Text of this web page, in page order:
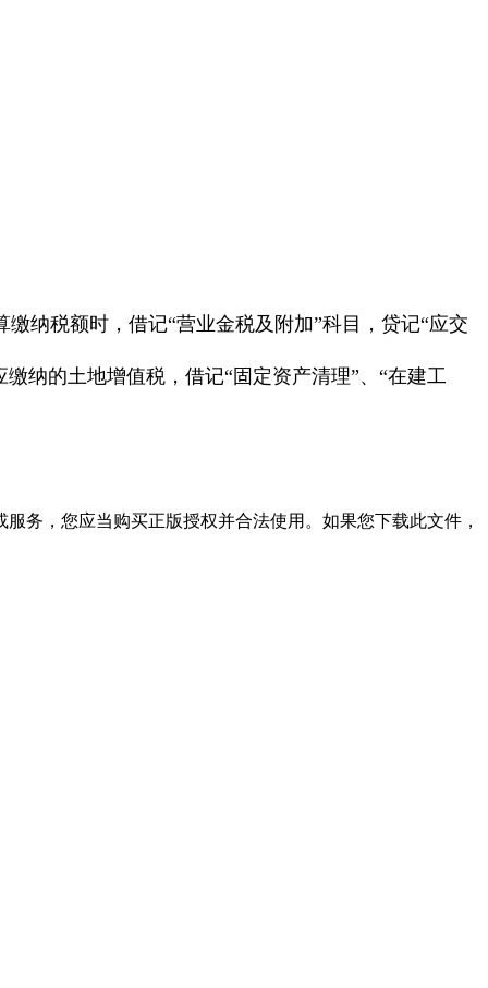
纳税额时，借记“营业金税及附加”科目，贷记“应交
纳的土地增值税，借记“固定资产清理”、“在建工
务，您应当购买正版授权并合法使用。如果您下载此文件，